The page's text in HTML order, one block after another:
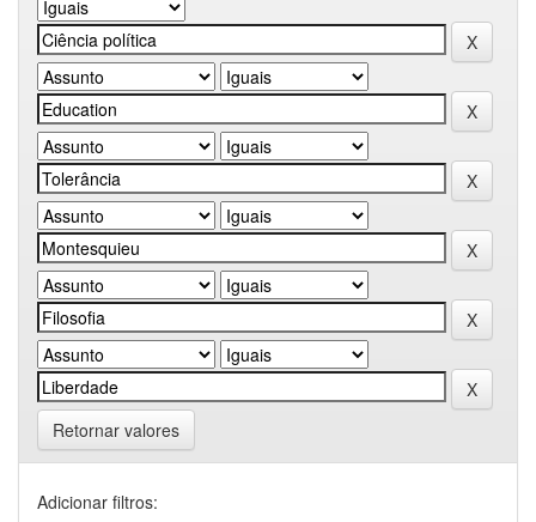
Retornar valores
Adicionar filtros: